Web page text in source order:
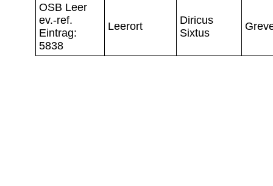
OSB Leer
ev.-ref.
Eintrag:
5838
Leerort
Diricus
Sixtus